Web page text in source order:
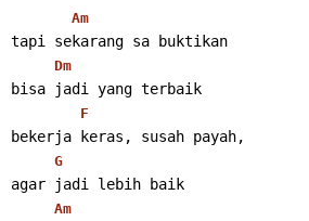
Am
tapi sekarang sa buktikan
Dm
bisa jadi yang terbaik
F
bekerja keras, susah payah,
G
agar jadi lebih baik
Am